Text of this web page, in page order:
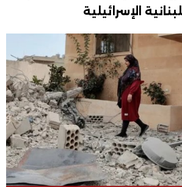
الإسرائيلية